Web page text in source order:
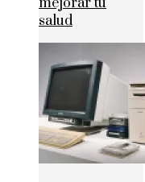
mejorar tu
salud